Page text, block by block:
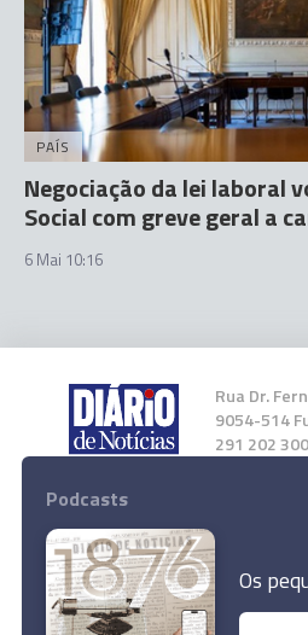
PAÍS
Negociação da lei laboral
Social com greve geral a
6 Mai 10:16
Rua Dr.
9054-514
291 202 300
Instale a
Podcasts
Os